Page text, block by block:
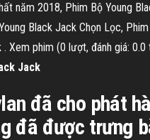
năm 2018, Phim Bộ Young
Black Jack Chọn Lọc,
Xem phim (0 lượt, đánh giá:
Jack
đã cho phát
đã được trưng